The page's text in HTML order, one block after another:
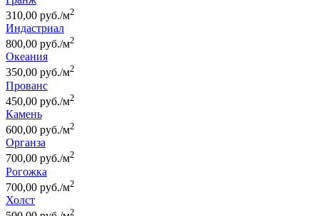
310,00 руб./м2
Индастриал
800,00 руб./м2
Океания
350,00 руб./м2
Прованс
450,00 руб./м2
Камень
600,00 руб./м2
Органза
700,00 руб./м2
Рогожка
700,00 руб./м2
Холст
2